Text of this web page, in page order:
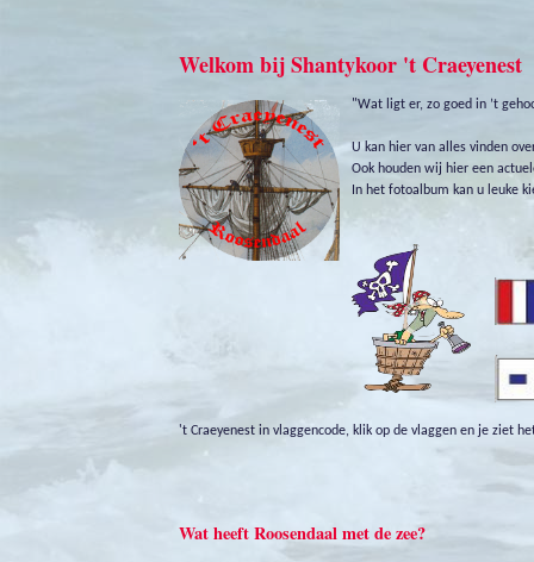
Welkom bij Shantykoor 't Craeyenest
"Wat ligt er, zo goed in ’t
U kan hier van alles vinden
Ook houden wij hier een
In het fotoalbum kan u leuke
't Craeyenest in vlaggencode, klik op de vlaggen en je ziet
Wat heeft Roosendaal met de zee?